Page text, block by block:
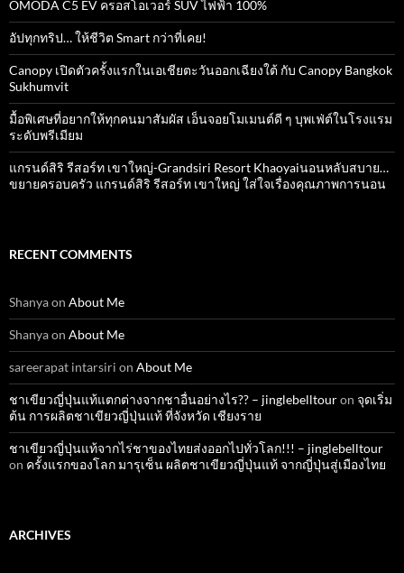
OMODA C5 EV ครอสโอเวอร์ SUV ไฟฟ้า 100%
อัปทุกทริป… ให้ชีวิต Smart กว่าที่เคย!
Canopy เปิดตัวครั้งแรกในเอเชียตะวันออกเฉียงใต้ กับ Canopy Bangkok
Sukhumvit
มื้อพิเศษที่อยากให้ทุกคนมาสัมผัส เอ็นจอยโมเมนต์ดี ๆ บุพเฟ่ต์ในโรงแรม
ระดับพรีเมียม
แกรนด์สิริ​ รีสอร์ท​ เขาใหญ่​-Grandsiri​ Resort​ Khaoyaiนอนหลับสบาย…
ขยายครอบครัว แกรนด์สิริ รีสอร์ท เขาใหญ่ ใส่ใจเรื่องคุณภาพการนอน
RECENT COMMENTS
Shanyaon About Me
Shanyaon About Me
sareerapat intarsiri on About Me
ชาเขียวญี่ปุ่นแท้แตกต่างจากชาอื่นอย่างไร?? – jinglebelltouron จุดเริ่ม
ต้น การผลิตชาเขียวญี่ปุ่นแท้ ที่จังหวัด เชียงราย
ชาเขียวญี่ปุ่นแท้จากไร่ชาของไทยส่งออกไปทั่วโลก!!! – jinglebelltour
on ครั้งแรกของโลก มารุเซ็น ผลิตชาเขียวญี่ปุ่นแท้ จากญี่ปุ่นสู่เมืองไทย
ARCHIVES